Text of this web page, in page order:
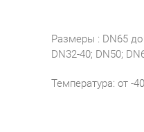
Размеры : DN65 до
DN32-40; DN50;
Температура: от -